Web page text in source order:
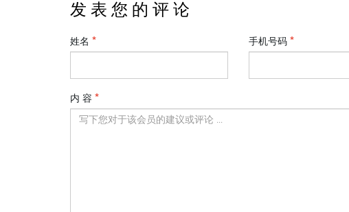
发 表 您 的 评 论
姓名 手机号码
内 容